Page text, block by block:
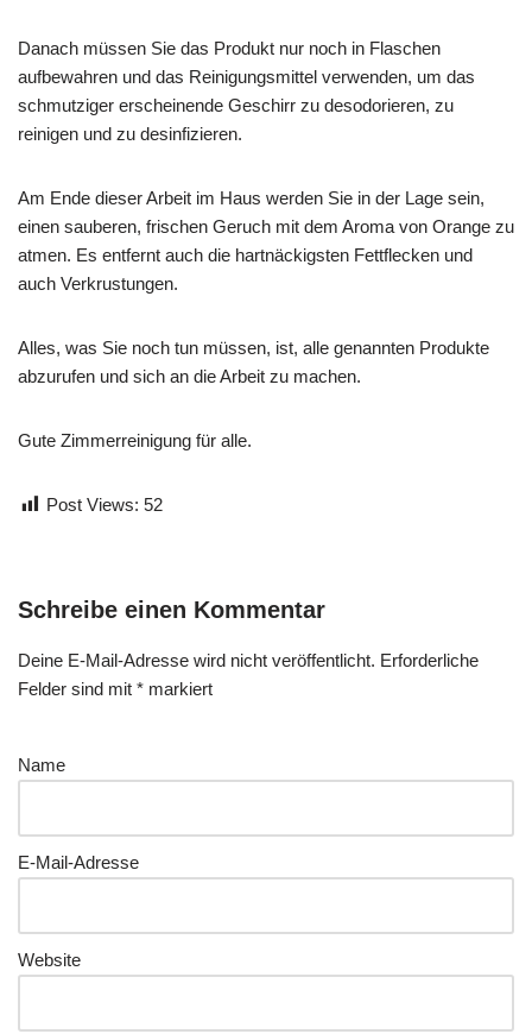
Danach müssen Sie das Produkt nur noch in Flaschen
aufbewahren und das Reinigungsmittel verwenden, um das
schmutziger erscheinende Geschirr zu desodorieren, zu
reinigen und zu desinfizieren.
Am Ende dieser Arbeit im Haus werden Sie in der Lage sein,
einen sauberen, frischen Geruch mit dem Aroma von Orange zu
atmen. Es entfernt auch die hartnäckigsten Fettflecken und
auch Verkrustungen.
Alles, was Sie noch tun müssen, ist, alle genannten Produkte
abzurufen und sich an die Arbeit zu machen.
Gute Zimmerreinigung für alle.
Post Views: 52
Schreibe einen Kommentar
Deine E-Mail-Adresse wird nicht veröffentlicht. Erforderliche
Felder sind mit * markiert
Name
E-Mail-Adresse
Website